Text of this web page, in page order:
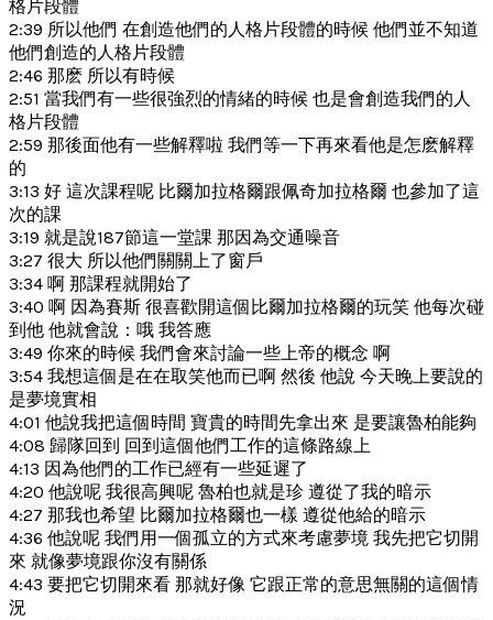
格片段體
2:39 所以他們 在創造他們的人格片段體的時候 他們並不知道
他們創造的人格片段體
2:46 那麽 所以有時候
2:51 當我們有一些很強烈的情緒的時候 也是會創造我們的人
格片段體
2:59 那後面他有一些解釋啦 我們等一下再來看他是怎麽解釋
的
3:13 好 這次課程呢 比爾加拉格爾跟佩奇加拉格爾 也參加了這
次的課
3:19 就是說187節這一堂課 那因為交通噪音
3:27 很大 所以他們關關上了窗戶
3:34 啊 那課程就開始了
3:40 啊 因為賽斯 很喜歡開這個比爾加拉格爾的玩笑 他每次碰
到他 他就會說：哦 我答應
3:49 你來的時候 我們會來討論一些上帝的概念 啊
3:54 我想這個是在在取笑他而已啊 然後 他說 今天晚上要說的
是夢境實相
4:01 他說我把這個時間 寶貴的時間先拿出來 是要讓魯柏能夠
4:08 歸隊回到 回到這個他們工作的這條路線上
4:13 因為他們的工作已經有一些延遲了
4:20 他說呢 我很高興呢 魯柏也就是珍 遵從了我的暗示
4:27 那我也希望 比爾加拉格爾也一樣 遵從他給的暗示
4:36 他說呢 我們用一個孤立的方式來考慮夢境 我先把它切開
來 就像夢境跟你沒有關係
4:43 要把它切開來看 那就好像 它跟正常的意思無關的這個情
況